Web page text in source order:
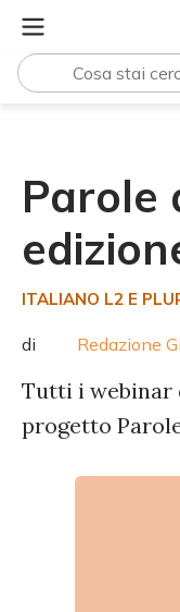
Parole
ITALIANO L2 E
di Redazione
Tutti i webinar
progetto